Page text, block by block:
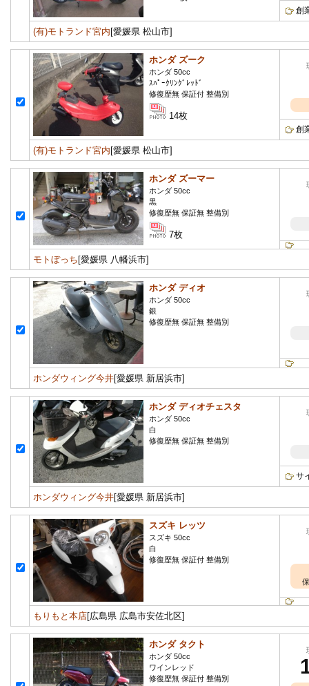
創
(有)モトランド宮内 [愛媛県 松山市]
ホンダ ズーク
ホンダ 50cc
ｽﾊﾟｰｸﾘﾝｸﾞﾚｯﾄﾞ
修復歴無 保証付 整備別
14枚
創
(有)モトランド宮内 [愛媛県 松山市]
ホンダ ズーマー
ホンダ 50cc
黒
修復歴無 保証無 整備別
7枚
モトぼっち [愛媛県 八幡浜市]
ホンダ ディオ
ホンダ 50cc
銀
修復歴無 保証無 整備別
ホンダウィング今井[愛媛県 新居浜市]
ホンダ ディオチェスタ
ホンダ 50cc
白
修復歴無 保証無 整備別
サ
ホンダウィング今井[愛媛県 新居浜市]
スズキ レッツ
スズキ 50cc
白
修復歴無 保証付 整備別
もりもと本店[広島県 広島市安佐北区]
ホンダ タクト
ホンダ 50cc
ワインレッド
修復歴無 保証付 整備別